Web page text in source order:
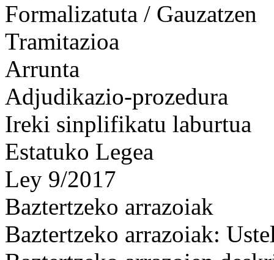
Formalizatuta / Gauzatzen
Tramitazioa
Arrunta
Adjudikazio-prozedura
Ireki sinplifikatu laburtua
Estatuko Legea
Ley 9/2017
Baztertzeko arrazoiak
Baztertzeko arrazoiak: